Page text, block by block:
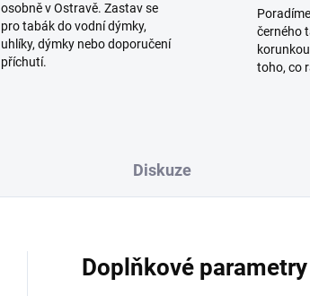
osobně v Ostravě. Zastav se
pro tabák do vodní dýmky,
uhlíky, dýmky nebo doporučení
příchutí.
černého
toho, co
Diskuze
Doplňkové parametry